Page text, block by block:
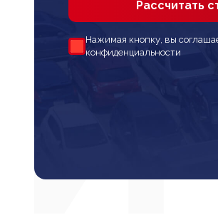
Рассчитать
Нажимая кнопку, вы
конфиденциальности